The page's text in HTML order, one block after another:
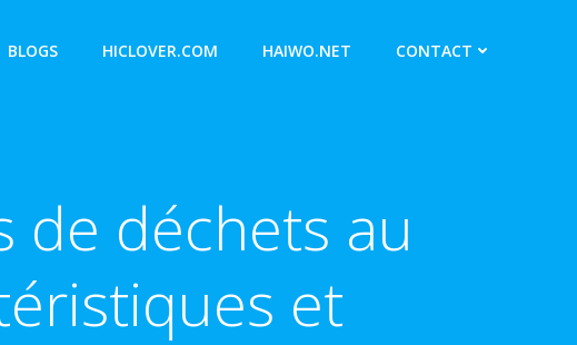
BLOGS HICLOVER.COM HAIWO.NET CONTACT
de déchets au
et